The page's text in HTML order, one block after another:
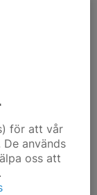
för att vår
används
oss att